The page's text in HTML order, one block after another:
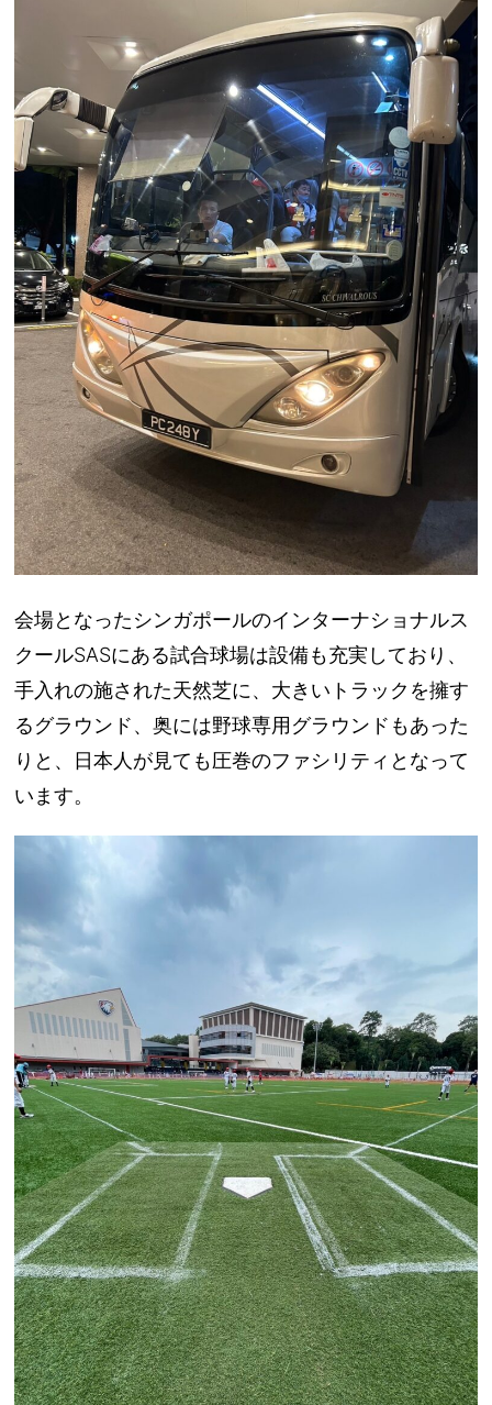
会場となったシンガポールのインターナショナルス
クールSASにある試合球場は設備も充実しており、
手入れの施された天然芝に、大きいトラックを擁す
るグラウンド、奥には野球専用グラウンドもあった
りと、日本人が見ても圧巻のファシリティとなって
います。